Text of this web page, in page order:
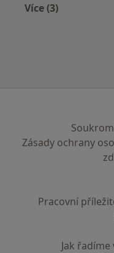
Více (3)
Zásady ochrany
Pracovní
Jak